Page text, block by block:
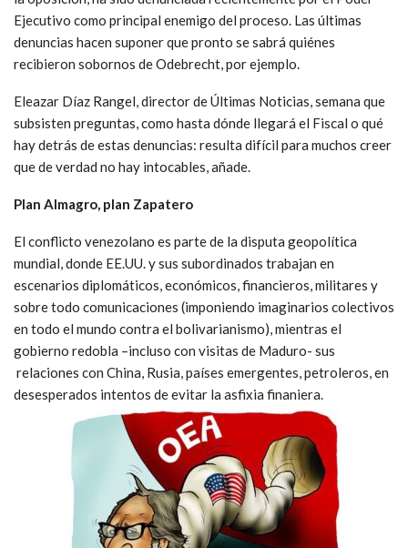
Ejecutivo como principal enemigo del proceso. Las últimas
denuncias hacen suponer que pronto se sabrá quiénes
recibieron sobornos de Odebrecht, por ejemplo.
Eleazar Díaz Rangel, director de Últimas Noticias, semana que
subsisten preguntas, como hasta dónde llegará el Fiscal o qué
hay detrás de estas denuncias: resulta difícil para muchos creer
que de verdad no hay intocables, añade.
Plan Almagro, plan Zapatero
El conflicto venezolano es parte de la disputa geopolítica
mundial, donde EE.UU. y sus subordinados trabajan en
escenarios diplomáticos, económicos, financieros, militares y
sobre todo comunicaciones (imponiendo imaginarios colectivos
en todo el mundo contra el bolivarianismo), mientras el
gobierno redobla –incluso con visitas de Maduro- sus
relaciones con China, Rusia, países emergentes, petroleros, en
desesperados intentos de evitar la asfixia finaniera.